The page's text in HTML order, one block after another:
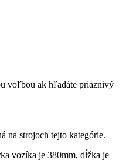
voľbou ak hľadáte priaznivý
na strojoch tejto kategórie.
vozíka je 380mm, dĺžka je